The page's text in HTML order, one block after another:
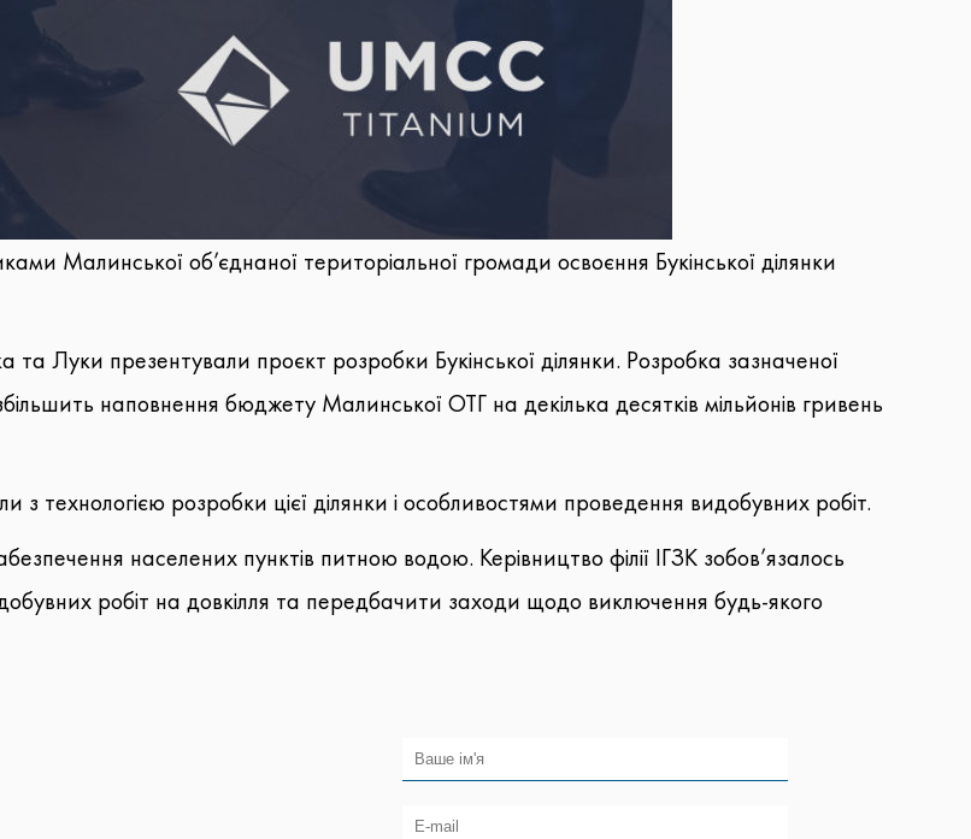
Малинської об’єднаної територіальної громади освоєння Букінської ділянки
Луки презентували проєкт розробки Букінської ділянки. Розробка зазначеної
наповнення бюджету Малинської ОТГ на декілька десятків мільйонів гривень
технологією розробки цієї ділянки і особливостями проведення видобувних робіт.
населених пунктів питною водою. Керівництво філії ІГЗК зобов’язалось
робіт на довкілля та передбачити заходи щодо виключення будь-якого